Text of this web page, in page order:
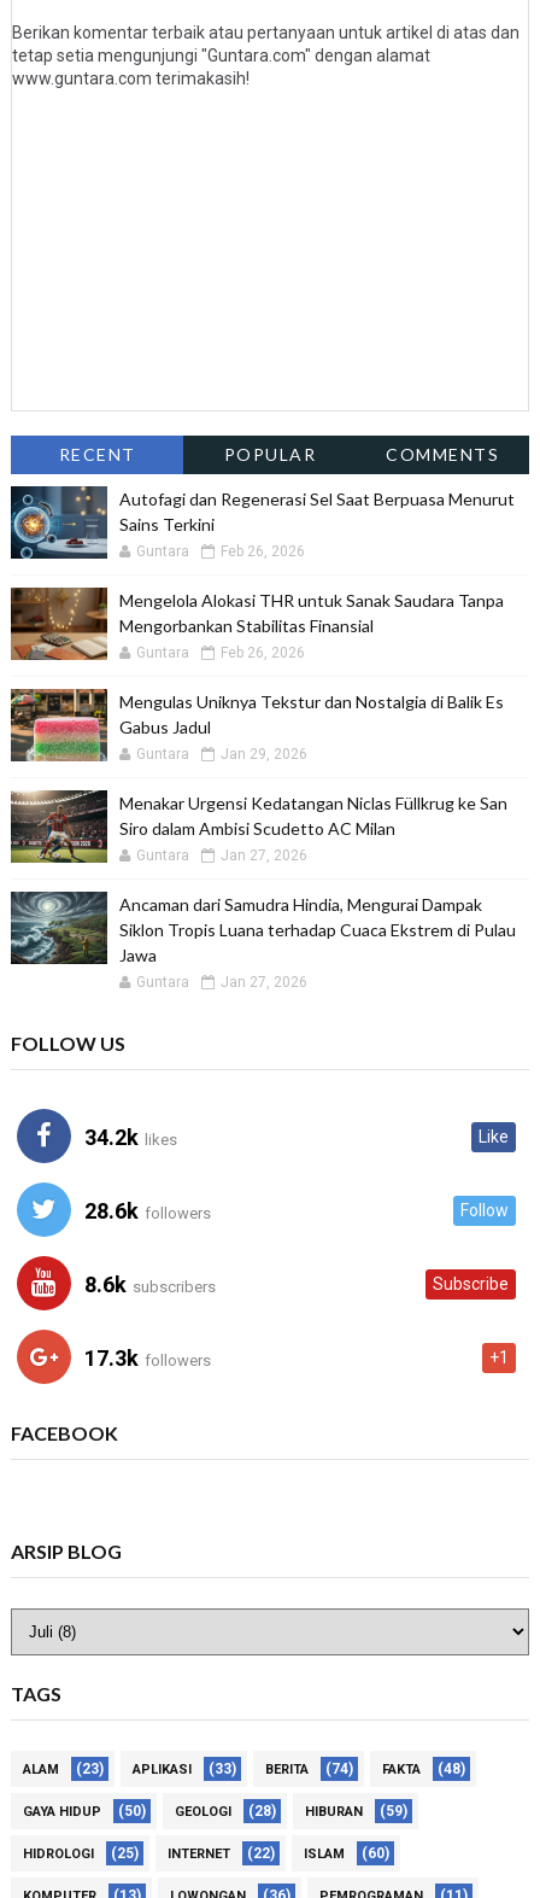
Berikan komentar terbaik atau pertanyaan untuk artikel di atas dan
tetap setia mengunjungi "Guntara.com" dengan alamat
www.guntara.com terimakasih!
RECENT POPULAR COMMENTS
Autofagi dan Regenerasi Sel Saat Berpuasa Menurut
Sains Terkini
Guntara Feb 26, 2026
Mengelola Alokasi THR untuk Sanak Saudara Tanpa
Mengorbankan Stabilitas Finansial
Guntara Feb 26, 2026
Mengulas Uniknya Tekstur dan Nostalgia di Balik Es
Gabus Jadul
Guntara Jan 29, 2026
Menakar Urgensi Kedatangan Niclas Füllkrug ke San
Siro dalam Ambisi Scudetto AC Milan
Guntara Jan 27, 2026
Ancaman dari Samudra Hindia, Mengurai Dampak
Siklon Tropis Luana terhadap Cuaca Ekstrem di Pulau
Jawa
Guntara Jan 27, 2026
FOLLOW US
34.2k likes Like
28.6k followers Follow
8.6k subscribers Subscribe
17.3k followers +1
FACEBOOK
ARSIP BLOG
TAGS
ALAM (23) APLIKASI (33) BERITA (74) FAKTA (48)
GAYA HIDUP (50) GEOLOGI (28) HIBURAN (59)
HIDROLOGI (25) INTERNET (22) ISLAM (60)